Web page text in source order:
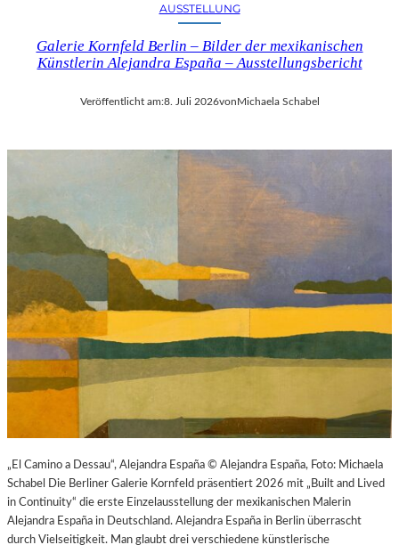
AUSSTELLUNG
Galerie Kornfeld Berlin – Bilder der mexikanischen
Künstlerin Alejandra España – Ausstellungsbericht
Veröffentlicht am:8. Juli 2026vonMichaela Schabel
„El Camino a Dessau“, Alejandra España © Alejandra España, Foto: Michaela
Schabel Die Berliner Galerie Kornfeld präsentiert 2026 mit „Built and Lived
in Continuity“ die erste Einzelausstellung der mexikanischen Malerin
Alejandra España in Deutschland. Alejandra España in Berlin überrascht
durch Vielseitigkeit. Man glaubt drei verschiedene künstlerische